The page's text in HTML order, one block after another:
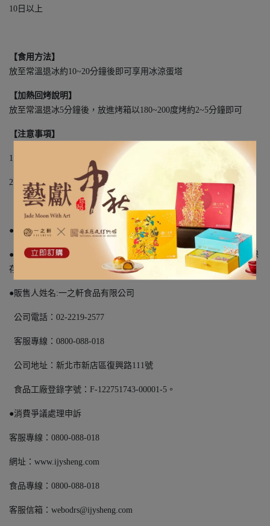
10日以上
【食用方法】
放至常溫退冰約10~20分鐘後即可享用冰涼蛋塔
【加熱回烤說明】
放至常溫退冰5分鐘後，放進烤箱以180~200度烤約2~5分鐘即可
【注意事項】
1. 請避免放置在高溫潮濕或日光照射處
2. 拆封後請盡早食用完畢
●解釋原則:契約條款如有疑義時，應為有利於消費者之解釋
●消費者收貨時，應從速檢查所受領之物；欲退換貨，應善盡商品保
存之責任
●販售人姓名:一之軒食品有限公司
公司電話：02-2219-2577
客服專線：0800-088-018
公司地址：新北市新店區復興路111號
食品工廠登錄字號：F-122751743-00001-5。
●消費爭議處理申訴
客服專線：0800-088-018
網址：www.ijysheng.com
食品專線：0800-088-018
客服信箱：webodrs@ijysheng.com